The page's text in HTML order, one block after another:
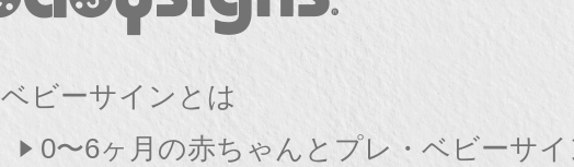
ベビーサインとは
0〜6ヶ月の赤ちゃんとプレ・ベビーサ